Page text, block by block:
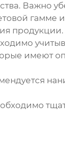
Важно
гамме
продукции.
имеют